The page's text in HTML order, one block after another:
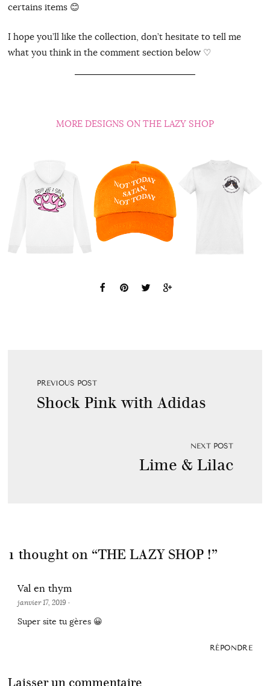
certains items 😊
I hope you’ll like the collection, don’t hesitate to tell me
what you think in the comment section below ♡
MORE DESIGNS ON THE LAZY SHOP
PREVIOUS POST
Shock Pink with Adidas
NEXT POST
Lime & Lilac
1 thought on “THE LAZY SHOP !”
Val en thym
janvier 17, 2019 ·
Super site tu gères 😀
RÉPONDRE
Laisser un commentaire